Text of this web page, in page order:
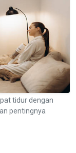
tidur dengan
pentingnya